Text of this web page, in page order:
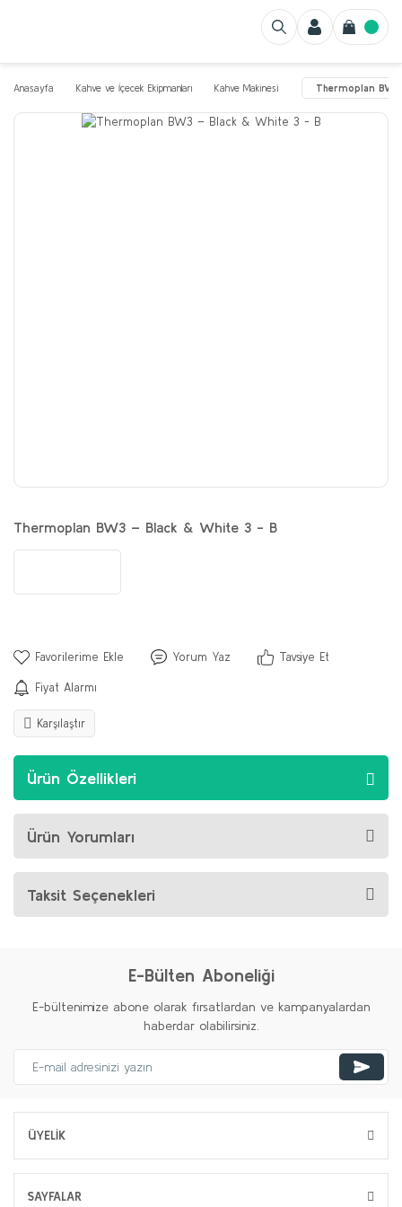
Anasayfa Kahve ve İçecek Ekipmanları Kahve Makinesi Thermoplan
Thermoplan BW3 – Black & White 3 - B
Yorum Yaz Tavsiye Et
Fiyat Alarmı
Karşılaştır
Ürün Özellikleri
Ürün Yorumları
Taksit Seçenekleri
E-Bülten Aboneliği
E-bültenimize abone olarak fırsatlardan ve kampanyalardan
haberdar olabilirsiniz.
ÜYELİK
SAYFALAR